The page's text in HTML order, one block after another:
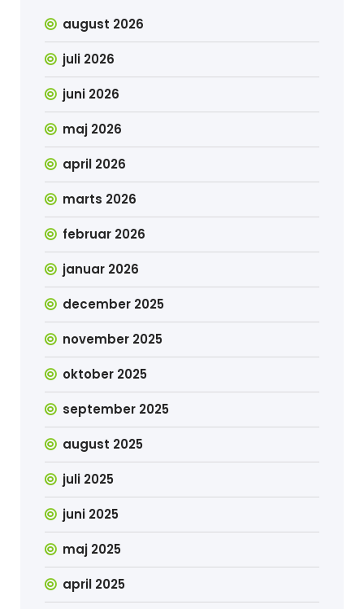
august 2026
juli 2026
juni 2026
maj 2026
april 2026
marts 2026
februar 2026
januar 2026
december 2025
november 2025
oktober 2025
september 2025
august 2025
juli 2025
juni 2025
maj 2025
april 2025